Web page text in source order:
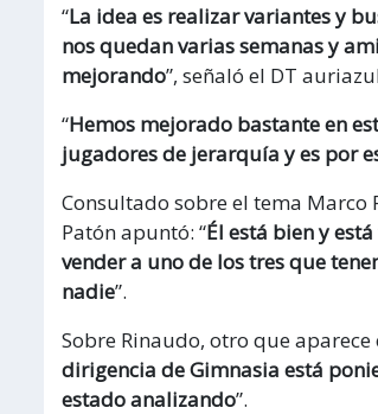
“La idea es realizar variantes y
nos quedan varias semanas y
mejorando”, señaló el DT
“Hemos mejorado bastante en
jugadores de jerarquía y es por
Consultado sobre el tema Marco
Patón apuntó: “Él está bien y
vender a uno de los tres que
nadie”.
Sobre Rinaudo, otro que
dirigencia de Gimnasia está
estado analizando”.